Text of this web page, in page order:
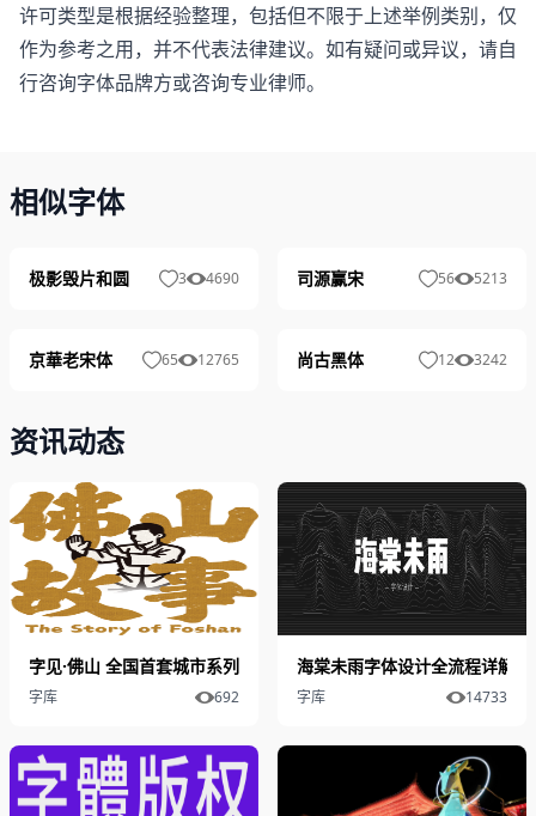
许可类型是根据经验整理，包括但不限于上述举例类别，仅
作为参考之用，并不代表法律建议。如有疑问或异议，请自
行咨询字体品牌方或咨询专业律师。
相似字体
极影毁片和圆 3 4690 司源赢宋 56 5213
京華老宋体 65 12765 尚古黑体 12 3242
资讯动态
字见·佛山 全国首套城市系列字体发布
字库 692
海棠未雨字体设计全流程详解
字库 14733